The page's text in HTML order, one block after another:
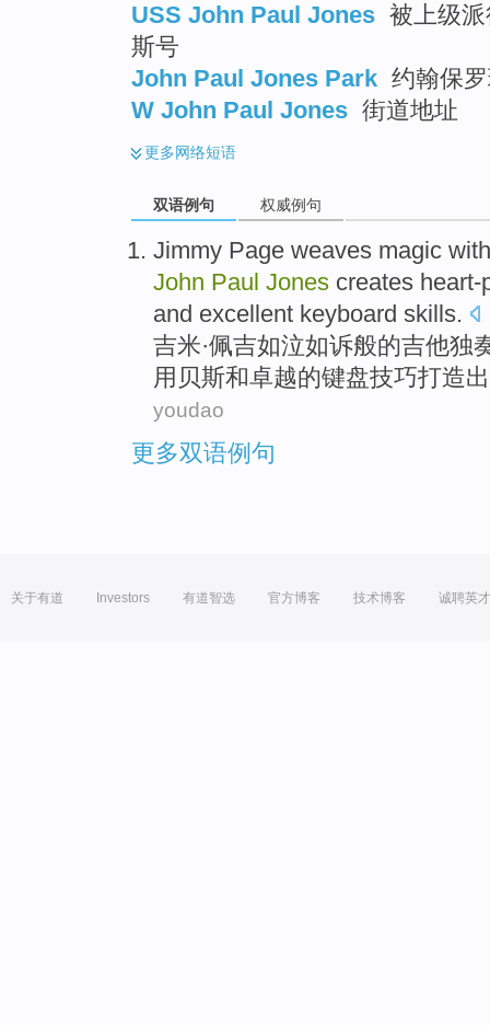
USS John Paul Jones 被上级
斯号
John Paul Jones Park 约翰保
W John Paul Jones 街道地址
更多网络短语
双语例句 权威例句
Jimmy Page weaves magic
John Paul Jones creates heart-
and excellent keyboard skills.
吉米·佩吉如泣如诉般的吉他独
用 贝斯和卓越的键盘技巧打造
youdao
更多双语例句
关于有道 Investors 有道智选 官方博客 技术博客 诚聘英才